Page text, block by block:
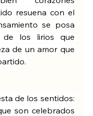
resuena con el
se posa
de los lirios que
de un amor que
de los sentidos:
son celebrados